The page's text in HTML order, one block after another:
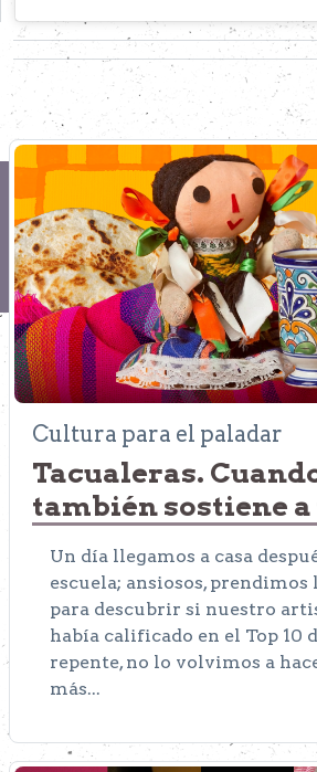
Cultura para el paladar
Tacualeras.
también sostiene
Un día llegamos a casa
escuela; ansiosos,
para descubrir si nuestro
había calificado en el Top 10
repente, no lo volvimos a
más...